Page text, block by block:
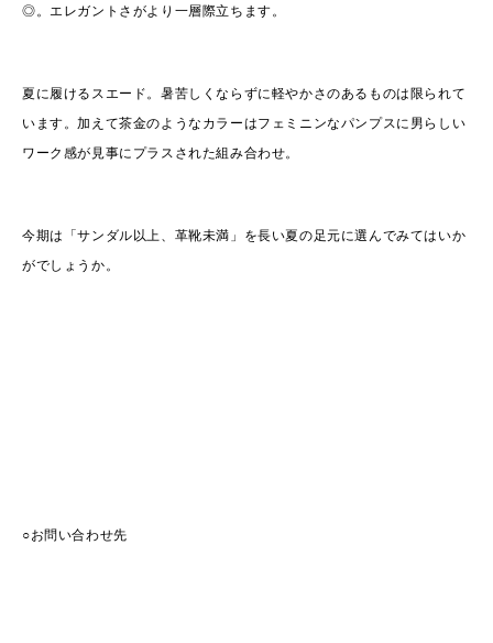
◎。エレガントさがより一層際立ちます。
夏に履けるスエード。暑苦しくならずに軽やかさのあるものは限られて
います。加えて茶金のようなカラーはフェミニンなパンプスに男らしい
ワーク感が見事にプラスされた組み合わせ。
今期は「サンダル以上、革靴未満」を長い夏の足元に選んでみてはいか
がでしょうか。
○お問い合わせ先